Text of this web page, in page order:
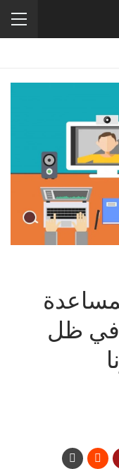
في ظل